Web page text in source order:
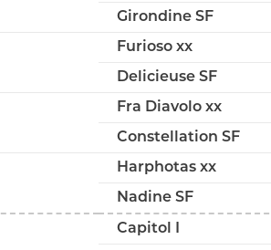
Girondine SF
Furioso xx
Delicieuse SF
Fra Diavolo xx
Constellation SF
Harphotas xx
Nadine SF
Capitol I